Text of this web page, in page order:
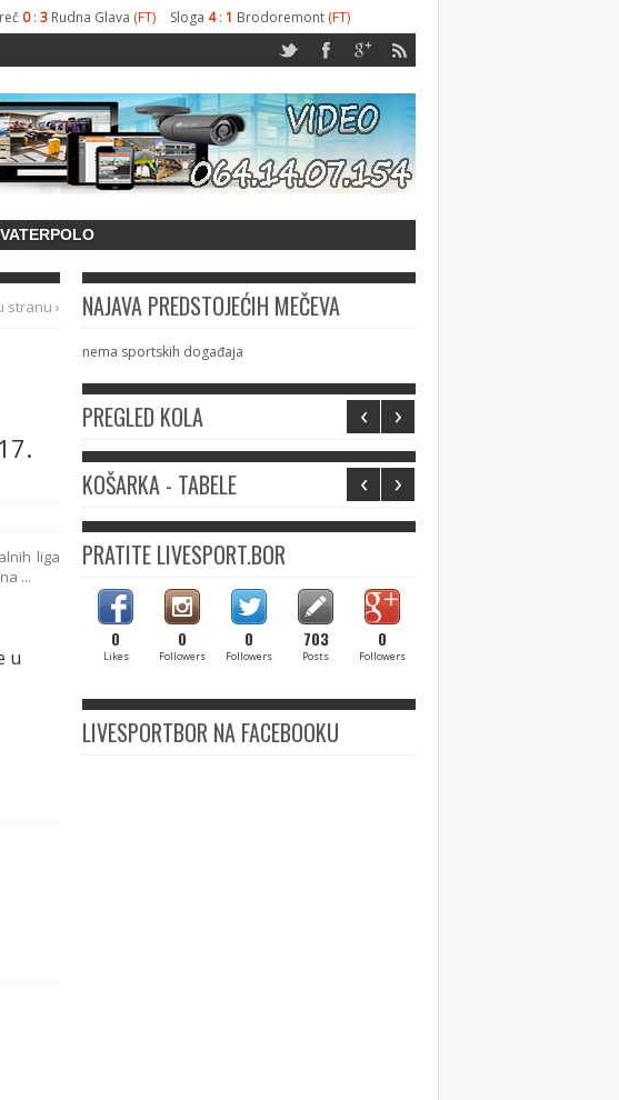
0: 3 Rudna Glava (FT) Sloga 4: 1 Brodoremont (FT)
VATERPOLO
stranu ›
liga
...
u
NAJAVA PREDSTOJEĆIH MEČEVA
nema sportskih događaja
PREGLED KOLA ‹ ›
KOŠARKA - TABELE ‹ ›
PRATITE LIVESPORT.BOR
0
Likes
0
Followers
0
Followers
703
Posts
0
Followers
LIVESPORTBOR NA FACEBOOKU